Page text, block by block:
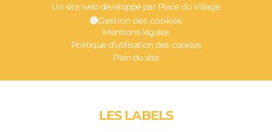
Un site web développé par Place du Village
Gestion des cookies
Mentions légales
Politique d’utilisation des cookies
Plan du site
LES LABELS